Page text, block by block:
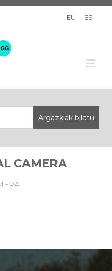
EU ES
CAMERA